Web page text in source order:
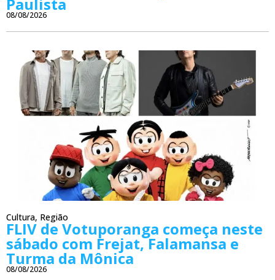
Paulista
08/08/2026
Cultura, Região
FLIV de Votuporanga começa neste
sábado com Frejat, Falamansa e
Turma da Mônica
08/08/2026